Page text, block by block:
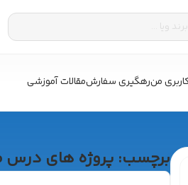
منرهگیری سفارشمقالات آموزشی
برچسب: پروژه های درس